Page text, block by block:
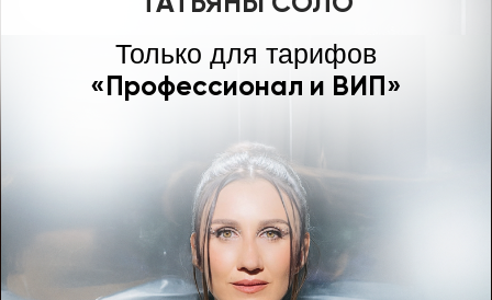
Только для тарифов
«Профессионал и ВИП»